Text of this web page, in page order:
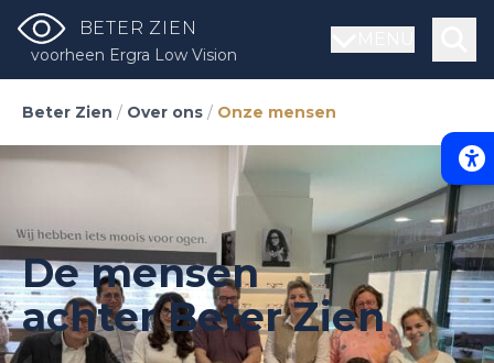
BETER ZIEN
voorheen Ergra Low Vision
Beter Zien / Over ons / Onze mensen
De mensen
achter Beter Zien